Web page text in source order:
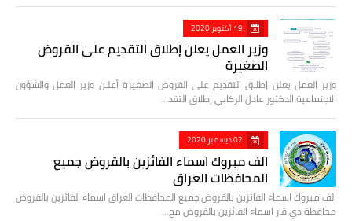
19 أكتوبر 2020
وزير العمل يعلن إطلاق التقديم على القروض
الصغيرة
وزير العمل يعلن إطلاق التقديم على القروض الصغيرة أعلـن وزير العمل والشؤون
الاجتماعية الدكتور عادل الركابي إطلاق التقد…
02 ديسمبر 2020
الف مبروك اسماء الفائزين بالقروض جميع
المحافظات العراق
الف مبروك اسماء الفائزين بالقروض جميع المحافظات العراق اسماء الفائزين بالقروض
محافظة ذي قار اسماء الفائزين بالقروض مح…